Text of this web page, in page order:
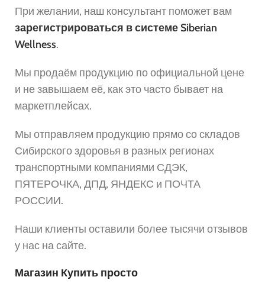
При желании, наш консультант поможет вам
зарегистрироваться в системе Siberian
Wellness.
Мы продаём продукцию по официальной цене
и не завышаем её, как это часто бывает на
маркетплейсах.
Мы отправляем продукцию прямо со складов
Сибирского здоровья в разных регионах
транспортными компаниями СДЭК,
ПЯТЕРОЧКА, ДПД, ЯНДЕКС и ПОЧТА
РОССИИ.
Наши клиенты оставили более тысячи отзывов
у нас на сайте.
Магазин Купить просто